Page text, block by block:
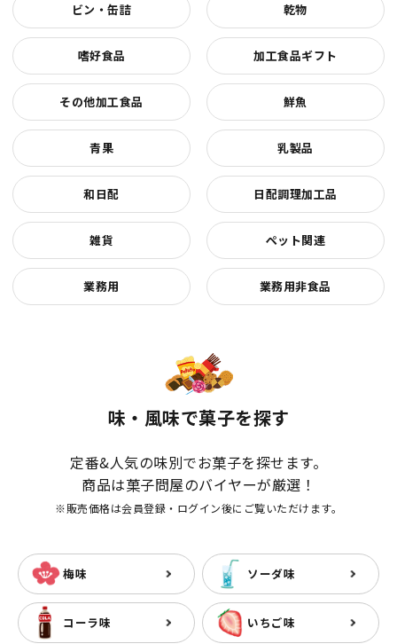
ビン・缶詰 乾物
嗜好食品 加工食品ギフト
その他加工食品 鮮魚
青果 乳製品
和日配 日配調理加工品
雑貨 ペット関連
業務用 業務用非食品
味・風味で菓子を探す
定番&人気の味別でお菓子を探せます。
商品は菓子問屋のバイヤーが厳選！
※販売価格は会員登録・ログイン後にご覧いただけます。
梅味 ソーダ味
コーラ味 いちご味